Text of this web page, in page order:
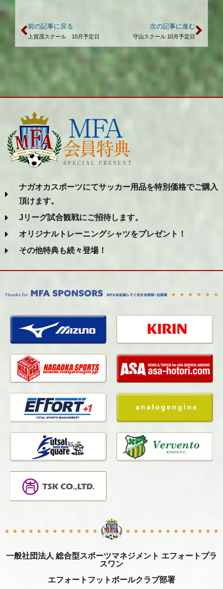
前の記事に戻る
上賀茂スクール 10月予定日
次の記事に進む
守山スクール 10月予定日
ナガオカスポーツにてサッカー用品を特別価格でご購入
頂けます。
Jリーグ試合観戦にご招待します。
オリジナルトレーニングシャツをプレゼント！
その他特典も続々登場！
一般社団法人 総合型スポーツマネジメント エフォートプラ
スワン
エフォートフットボールクラブ部署